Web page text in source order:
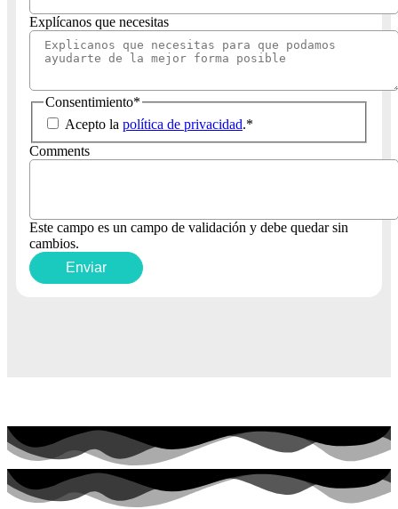
Explícanos que necesitas
Consentimiento*
Acepto la política de privacidad.*
Comments
Este campo es un campo de validación y debe quedar sin
cambios.